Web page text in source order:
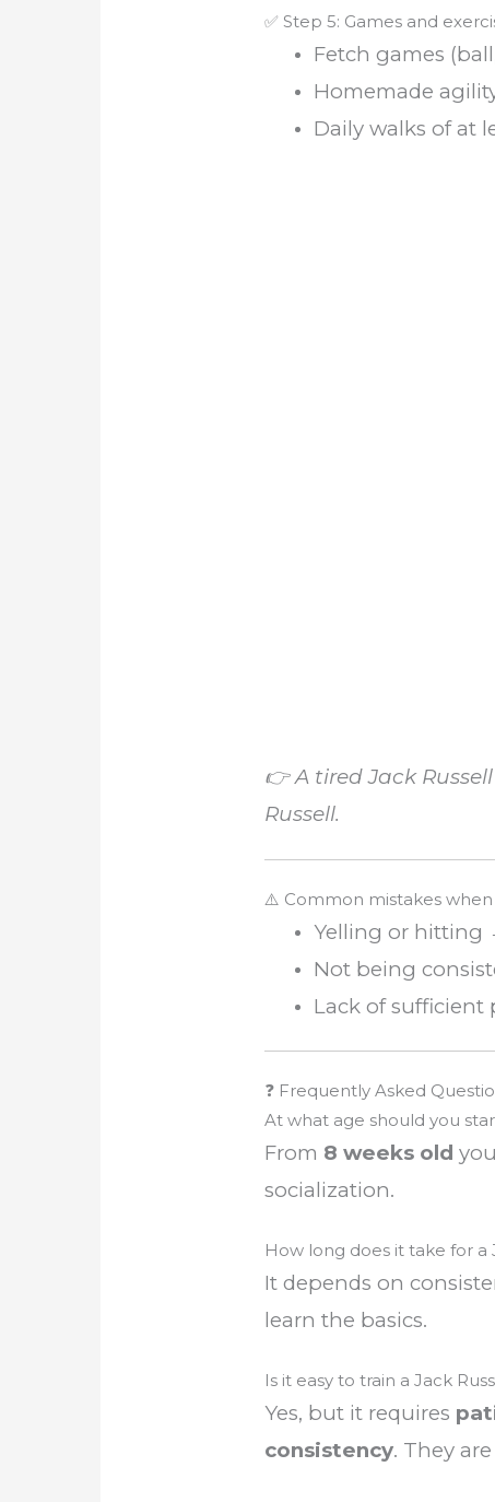
✅ Step 5: Games and
Fetch games
Homemade
Daily walks of at
👉 A tired Jack
Russell.
⚠️ Common mistakes when
Yelling or hitting
Not being
Lack of sufficient
❓ Frequently Asked
At what age should you
From 8 weeks old
socialization.
How long does it take for a
It depends on
learn the basics.
Is it easy to train a Jack
Yes, but it requires
consistency. They